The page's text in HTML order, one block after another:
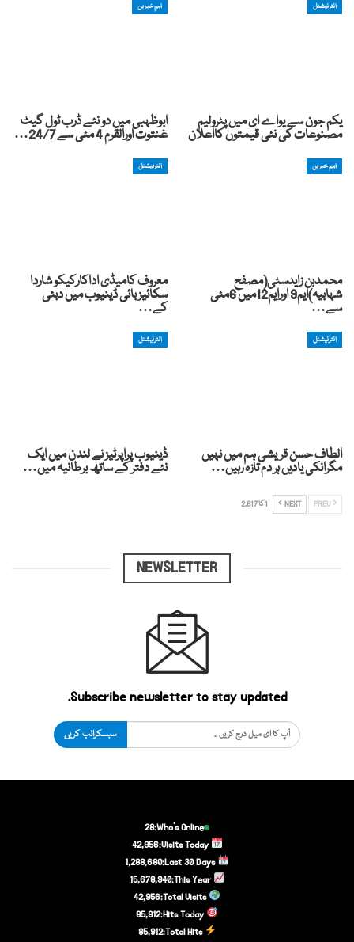
انٹرنیشنل
یکم جون سے یواے ای میں پٹرولیم
مصنوعات کی نئی قیمتوں کااعلان
اہم خبریں
ابوظہبی میں دو نئے ڈرب ٹول گیٹ
غنتوت اورالقرم 4 مئی سے 24/7…
اہم خبریں
محمدبن زایدسٹی(مصفح
شہابیہ)ایم9 اورایم12میں 6مئی
سے…
انٹرنیشنل
معروف کامیڈی اداکارکیکو شاردا
سکائیز بائی ڈینیوب میں دبئی
کے…
انٹرنیشنل
الطاف حسن قریشی ہم میں نہیں
مگرانکی یادیں ہر دم تازہ رہیں…
انٹرنیشنل
ڈینیوب پراپرٹیز نے لندن میں ایک
نئے دفتر کے ساتھ برطانیہ میں…
NEXT 1 کا 2,817
NEWSLETTER
Subscribe newsletter to stay updated.
سبسکرائب کریں
Who's Online:
28
Visits Today:
42,956
Last 30 Days:
1,288,680
This Year:
15,678,940
Total Visits:
42,956
Hits Today:
85,912
Total Hits:
85,912